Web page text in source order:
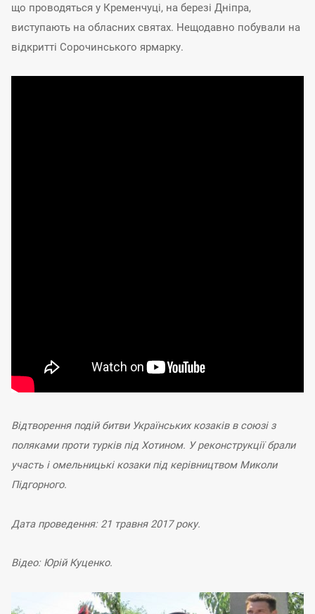
що проводяться у Кременчуці, на березі Дніпра,
виступають на обласних святах. Нещодавно побували на
відкритті Сорочинського ярмарку.
Відтворення подій битви Українських козаків в союзі з
поляками проти турків під Хотином. У реконструкції брали
участь і омельницькі козаки під керівництвом Миколи
Підгорного.
Дата проведення: 21 травня 2017 року.
Відео: Юрій Куценко.